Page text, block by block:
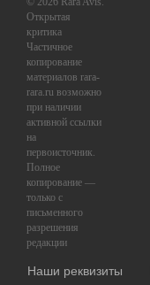
Открытая
критика
Частичное
копирование
материалов rara-
rara.ru возможно
при наличии
активной ссылки
на
первоисточник.
Полное
копирование —
только с
письменного
разрешения
редакции
Наши реквизиты